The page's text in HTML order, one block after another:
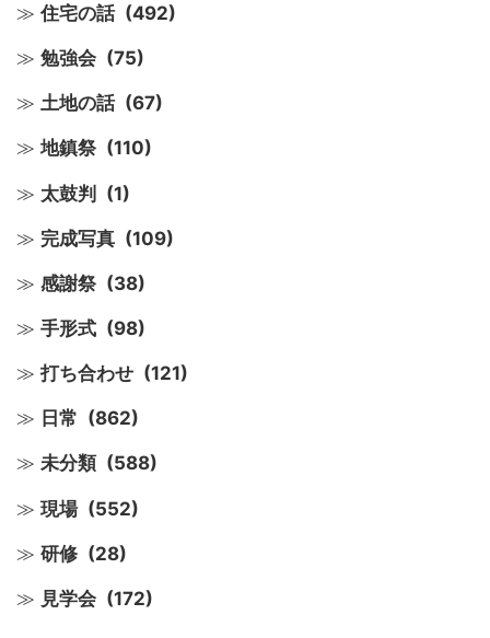
住宅の話 (492)
勉強会 (75)
土地の話 (67)
地鎮祭 (110)
太鼓判 (1)
完成写真 (109)
感謝祭 (38)
手形式 (98)
打ち合わせ (121)
日常 (862)
未分類 (588)
現場 (552)
研修 (28)
見学会 (172)